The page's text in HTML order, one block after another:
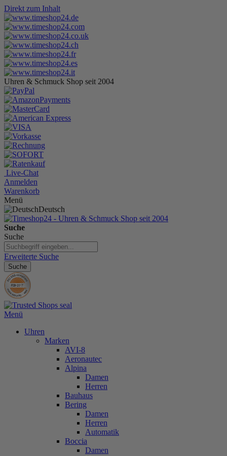
Direkt zum Inhalt
Uhren & Schmuck Shop seit 2004
Live-Chat
Anmelden
Warenkorb
Menü
Deutsch
Suche
Suche
Erweiterte Suche
Suche
Menü
Uhren
Marken
AVI-8
Aeronautec
Alpina
Damen
Herren
Bauhaus
Bering
Damen
Herren
Automatik
Boccia
Damen